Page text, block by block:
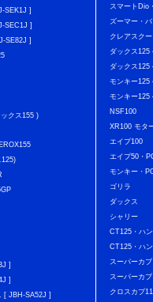
SEK1J ]
SEC1J ]
SE82J ]
クス155 )
125)
]
]
[ JBH-SA52J ]
スマートDio
ズーマー・
クレアスク
ダックス
ダックス
モンキー
モンキー125
NSF100
XR100 モタ
エイプ100
エイプ50・
モンキー・
ゴリラ
ダックス
シャリー
CT125・ハ
CT125・ハ
スーパーカ
スーパーカ
クロスカブ